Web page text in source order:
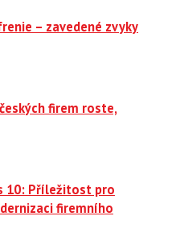
– zavedené zvyky
firem roste,
10: Příležitost pro
firemního